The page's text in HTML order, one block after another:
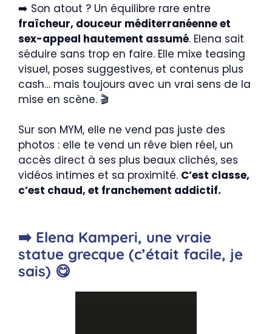
➡️ Son atout ? Un équilibre rare entre
fraîcheur, douceur méditerranéenne et
sex-appeal hautement assumé. Elena sait
séduire sans trop en faire. Elle mixe teasing
visuel, poses suggestives, et contenus plus
cash… mais toujours avec un vrai sens de la
mise en scène. 🎬
Sur son MYM, elle ne vend pas juste des
photos : elle te vend un rêve bien réel, un
accès direct à ses plus beaux clichés, ses
vidéos intimes et sa proximité. C’est classe,
c’est chaud, et franchement addictif.
➡️ Elena Kamperi, une vraie
statue grecque (c’était facile, je
sais) 😋